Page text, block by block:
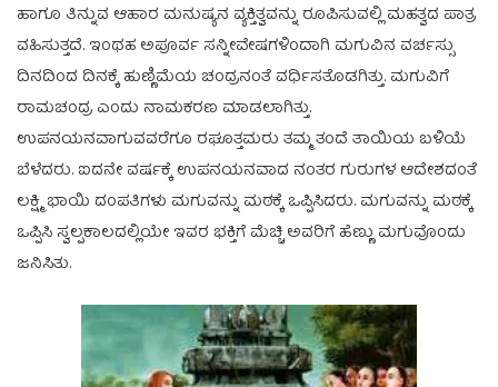
ಹಾಗೂ ತಿನ್ನುವ ಆಹಾರ ಮನುಷ್ಯನ ವ್ಯಕ್ತಿತ್ವವನ್ನು ರೂಪಿಸುವಲ್ಲಿ ಮಹತ್ವದ ಪಾತ್ರ
ವಹಿಸುತ್ತದೆ. ಇಂಥಹ ಅಪೂರ್ವ ಸನ್ನೀವೇಷಗಳಿಂದಾಗಿ ಮಗುವಿನ ವರ್ಚಸ್ಸು
ದಿನದಿಂದ ದಿನಕ್ಕೆ ಹುಣ್ಣಿಮೆಯ ಚಂದ್ರನಂತೆ ವರ್ಧಿಸತೊಡಗಿತ್ತು. ಮಗುವಿಗೆ
ರಾಮಚಂದ್ರ ಎಂದು ನಾಮಕರಣ ಮಾಡಲಾಗಿತ್ತು.
ಉಪನಯನವಾಗುವವರೆಗೂ ರಘೂತ್ತಮರು ತಮ್ಮ ತಂದೆ ತಾಯಿಯ ಬಳಿಯೆ
ಬೆಳೆದರು. ಐದನೇ ವರ್ಷಕ್ಕೆ ಉಪನಯನವಾದ ನಂತರ ಗುರುಗಳ ಆದೇಶದಂತೆ
ಲಕ್ಷ್ಮಿ ಭಾಯಿ ದಂಪತಿಗಳು ಮಗುವನ್ನು ಮಠಕ್ಕೆ ಒಪ್ಪಿಸಿದರು. ಮಗುವನ್ನು ಮಠಕ್ಕೆ
ಒಪ್ಪಿಸಿ ಸ್ವಲ್ಪಕಾಲದಲ್ಲಿಯೇ ಇವರ ಭಕ್ತಿಗೆ ಮೆಚ್ಚಿ ಅವರಿಗೆ ಹೆಣ್ಣು ಮಗುವೊಂದು
ಜನಿಸಿತು.